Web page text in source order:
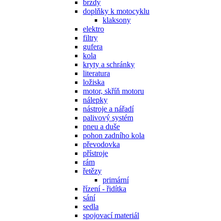
brzdy
doplňky k motocyklu
klaksony
elektro
filtry
gufera
kola
kryty a schránky
literatura
ložiska
motor, skříň motoru
nálepky
nástroje a nářadí
palivový systém
pneu a duše
pohon zadního kola
převodovka
přístroje
rám
řetězy
primární
řízení - řidítka
sání
sedla
spojovací materiál